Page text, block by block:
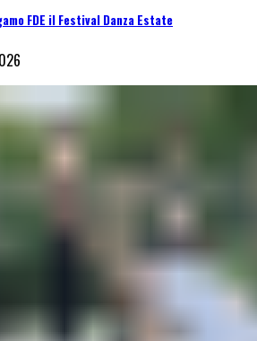
FDE il Festival Danza Estate